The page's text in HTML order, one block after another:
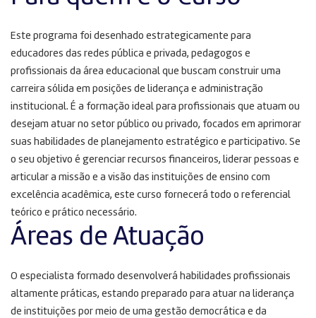
Este programa foi desenhado estrategicamente para
educadores das redes pública e privada, pedagogos e
profissionais da área educacional que buscam construir uma
carreira sólida em posições de liderança e administração
institucional. É a formação ideal para profissionais que atuam ou
desejam atuar no setor público ou privado, focados em aprimorar
suas habilidades de planejamento estratégico e participativo. Se
o seu objetivo é gerenciar recursos financeiros, liderar pessoas e
articular a missão e a visão das instituições de ensino com
excelência acadêmica, este curso fornecerá todo o referencial
teórico e prático necessário.
Áreas de Atuação
O especialista formado desenvolverá habilidades profissionais
altamente práticas, estando preparado para atuar na liderança
de instituições por meio de uma gestão democrática e da